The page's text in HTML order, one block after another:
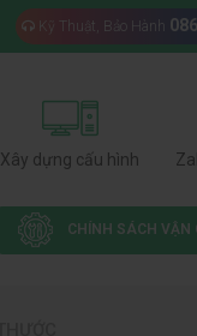
Kỹ Thuật, Bảo Hành
Xây dựng cấu hình
CHÍNH SÁCH VẬN